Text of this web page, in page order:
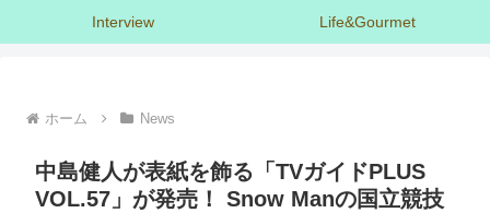
Interview Life&Gourmet
ホーム News
中島健人が表紙を飾る「TVガイドPLUS
VOL.57」が発売！ Snow Manの国立競技